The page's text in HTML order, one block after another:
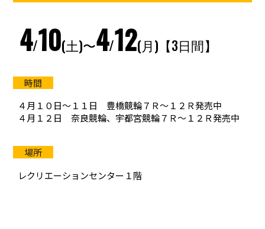
4/10(土)〜4/12(月)【3日間】
４月１０日～１１日 豊橋競輪７Ｒ～１２Ｒ発売中
４月１２日 奈良競輪、宇都宮競輪７Ｒ～１２Ｒ発売中
レクリエーションセンター１階